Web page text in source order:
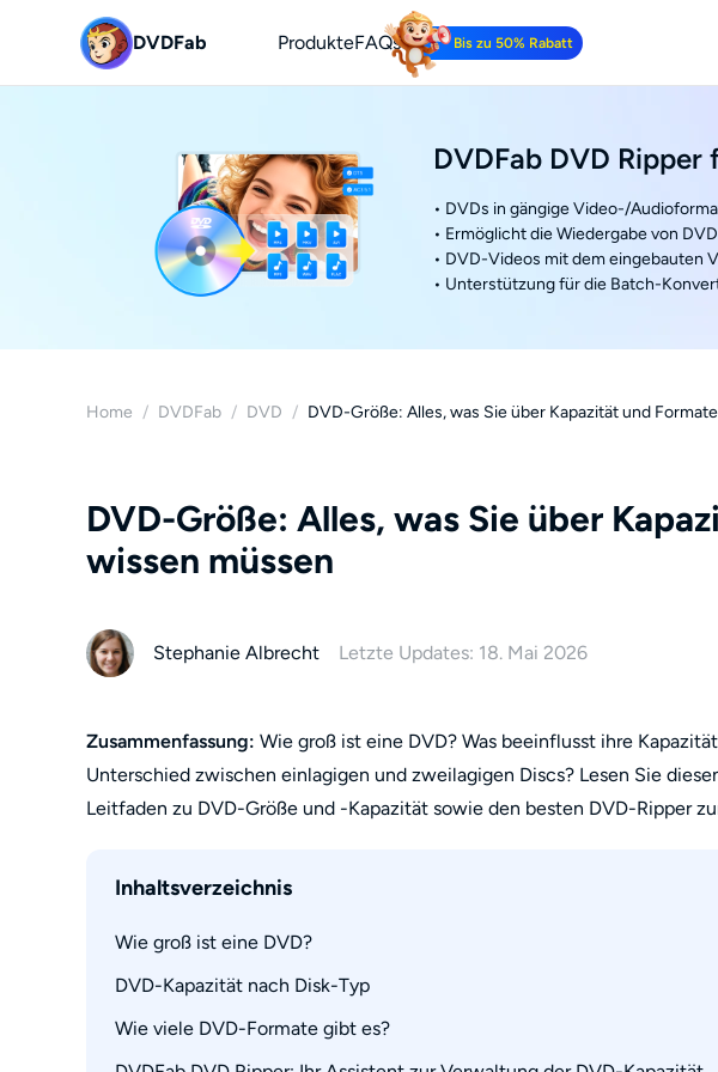
DVDFab ProdukteFAQs Bis zu 50% Rabatt
DVDFab DVD Ripper
• DVDs in gängige Video-/
• Ermöglicht die Wiedergabe von
• DVD-Videos mit dem eingebauten
• Unterstützung für die Batch-
Home / DVDFab / DVD / DVD-Größe: Alles, was Sie über Kapazität und
DVD-Größe: Alles, was Sie über
wissen müssen
Stephanie Albrecht Letzte Updates: 18. Mai 2026
Zusammenfassung: Wie groß ist eine DVD? Was beeinflusst ihre
Unterschied zwischen einlagigen und zweilagigen Discs? Lesen Sie
Leitfaden zu DVD-Größe und -Kapazität sowie den besten DVD-Ripper
Inhaltsverzeichnis
Wie groß ist eine DVD?
Faktoren, die die Kapazität und Größe von DVD-Disks beeinflussen
DVD-Kapazität nach Disk-Typ
DVD-5, DVD-9, DVD-10 und DVD-18 erklärt
Vergleichstabelle der DVD-Kapazität
Wie viele DVD-Formate gibt es?